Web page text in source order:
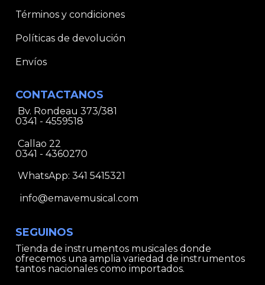
Términos y condiciones
Políticas de devolución
Envíos
CONTACTANOS
Bv. Rondeau 373/381
0341 - 4559518
Callao 22
0341 - 4360270
WhatsApp: 341 5415321
info@emavemusical.com
SEGUINOS
Tienda de instrumentos musicales donde
ofrecemos una amplia variedad de instrumentos
tantos nacionales como importados.